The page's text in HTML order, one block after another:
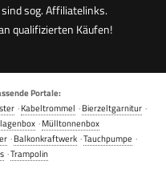
sog. Affiliatelinks.
qualifizierten Käufen!
Portale:
·Kabeltrommel ·Bierzeltgarnitur·
·Mülltonnenbox
·Balkonkraftwerk·Tauchpumpe ·
·Trampolin